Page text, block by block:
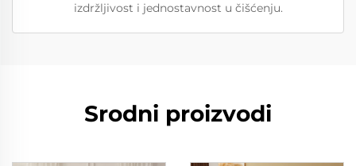
izdržljivost i jednostavnost u čišćenju.
Srodni proizvodi